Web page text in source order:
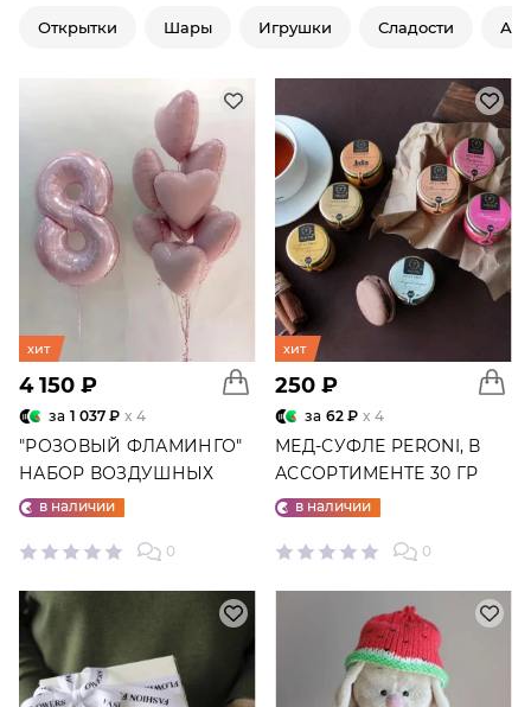
Открытки Шары Игрушки Сладости
хит
4 150 ₽
за 1 037 ₽ x 4
"РОЗОВЫЙ ФЛАМИНГО"
НАБОР ВОЗДУШНЫХ
ШАРОВ №25
в наличии
0
хит
250 ₽
за 62 ₽ x 4
МЕД-СУФЛЕ PERONI, В
АССОРТИМЕНТЕ 30 ГР
в наличии
0